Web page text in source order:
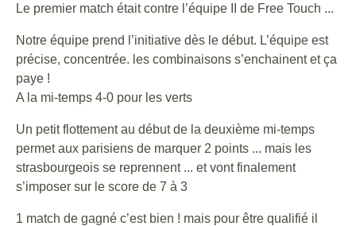
Le premier match était contre l’équipe II de Free Touch ...
Notre équipe prend l’initiative dès le début. L’équipe est
précise, concentrée. les combinaisons s’enchainent et ça
paye !
A la mi-temps 4-0 pour les verts
Un petit flottement au début de la deuxième mi-temps
permet aux parisiens de marquer 2 points ... mais les
strasbourgeois se reprennent ... et vont finalement
s’imposer sur le score de 7 à 3
1 match de gagné c’est bien ! mais pour être qualifié il